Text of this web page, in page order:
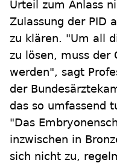
Urteil zum Anlass
Zulassung der PID
zu klären. "Um all
zu lösen, muss der
werden", sagt
der
das so umfassend
"Das
inzwischen in
sich nicht zu,